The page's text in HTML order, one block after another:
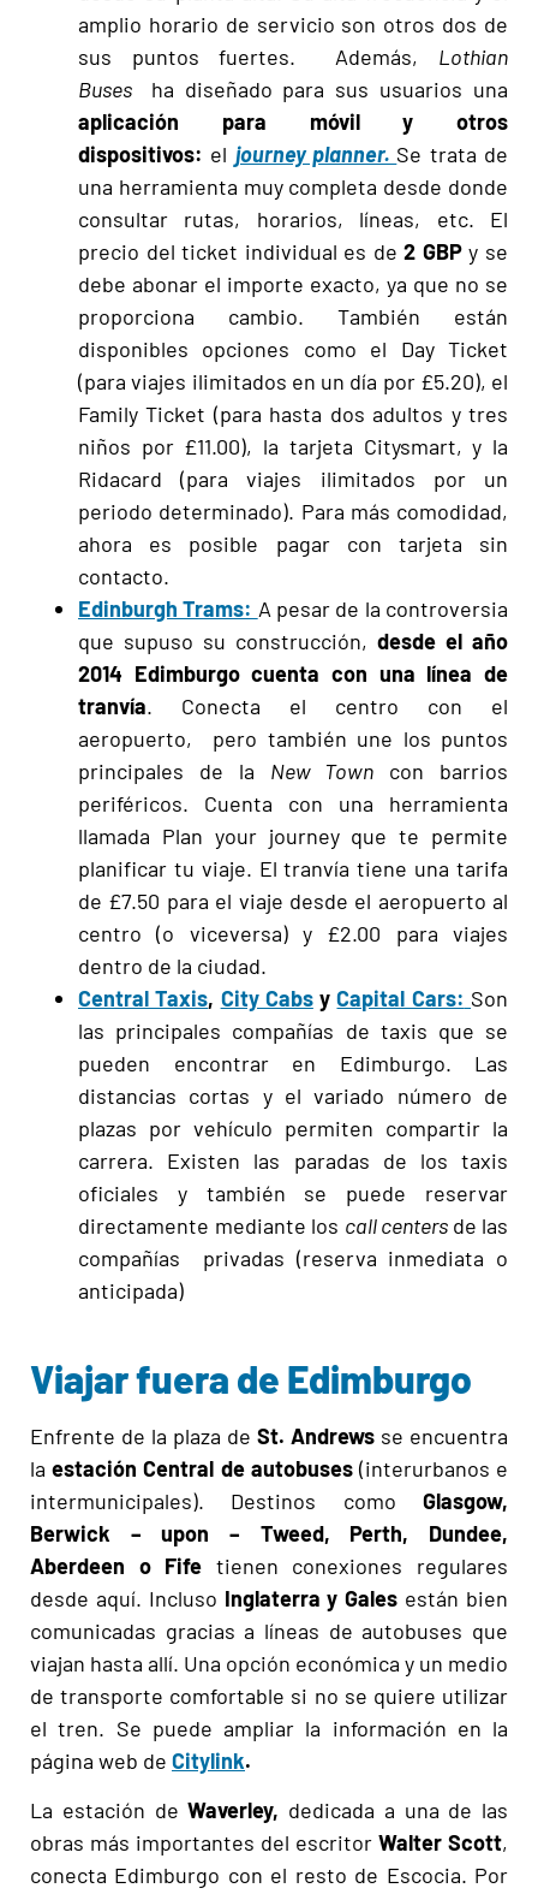
amplio horario de servicio son otros dos de
sus puntos fuertes. Además, Lothian
Buses ha diseñado para sus usuarios una
aplicación para móvil y otros
dispositivos: el journey planner. Se trata de
una herramienta muy completa desde donde
consultar rutas, horarios, líneas, etc. El
precio del ticket individual es de2 GBPy se
debe abonar el importe exacto, ya que no se
proporciona cambio. También están
disponibles opciones como el Day Ticket
(para viajes ilimitados en un día por £5.20), el
Family Ticket (para hasta dos adultos y tres
niños por £11.00), la tarjeta Citysmart, y la
Ridacard (para viajes ilimitados por un
periodo determinado). Para más comodidad,
ahora es posible pagar con tarjeta sin
contacto.
Edinburgh Trams: A pesar de la controversia
que supuso su construcción, desde el año
2014 Edimburgo cuenta con una línea de
tranvía. Conecta el centro con el
aeropuerto, pero también une los puntos
principales de la New Town con barrios
periféricos. Cuenta con una herramienta
llamada Plan your journey que te permite
planificar tu viaje. El tranvía tiene una tarifa
de £7.50 para el viaje desde el aeropuerto al
centro (o viceversa) y £2.00 para viajes
dentro de la ciudad.
Central Taxis, City CabsyCapital Cars: Son
las principales compañías de taxis que se
pueden encontrar en Edimburgo. Las
distancias cortas y el variado número de
plazas por vehículo permiten compartir la
carrera. Existen las paradas de los taxis
oficiales y también se puede reservar
directamente mediante los call centers de las
compañías privadas (reserva inmediata o
anticipada)
Viajar fuera de Edimburgo
Enfrente de la plaza de St. Andrews se encuentra
laestación Central de autobuses(interurbanos e
intermunicipales). Destinos como Glasgow,
Berwick – upon – Tweed, Perth, Dundee,
Aberdeen o Fife tienen conexiones regulares
desde aquí. Incluso Inglaterra y Gales están bien
comunicadas gracias a líneas de autobuses que
viajan hasta allí. Una opción económica y un medio
de transporte comfortable si no se quiere utilizar
el tren. Se puede ampliar la información en la
página web de Citylink.
La estación deWaverley, dedicada a una de las
obras más importantes del escritor Walter Scott,
conecta Edimburgo con el resto de Escocia. Por